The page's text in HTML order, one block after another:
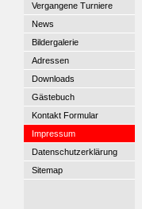
Vergangene Turniere
News
Bildergalerie
Adressen
Downloads
Gästebuch
Kontakt Formular
Impressum
Datenschutzerklärung
Sitemap